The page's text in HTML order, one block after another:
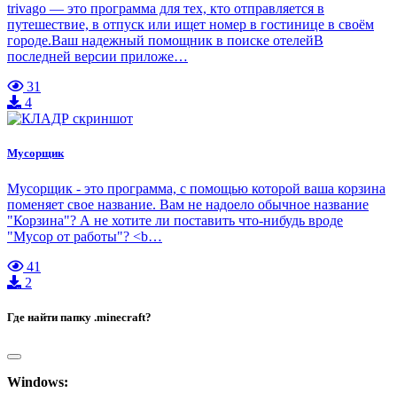
trivago — это программа для тех, кто отправляется в
путешествие, в отпуск или ищет номер в гостинице в своём
городе.Ваш надежный помощник в поиске отелейВ
последней версии приложе…
31
4
Мусорщик
Мусорщик - это программа, с помощью которой ваша корзина
поменяет свое название. Вам не надоело обычное название
"Корзина"? А не хотите ли поставить что-нибудь вроде
"Мусор от работы"? <b…
41
2
Где найти папку .minecraft?
Windows: